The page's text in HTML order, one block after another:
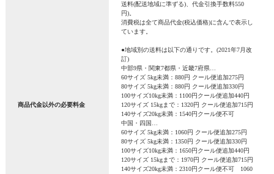
商品代金以外の必要料金
送料(配送地域に準ずる)、代金引換手数料550
円)。
消費税は全て商品代金(税込価格)に含んで表示し
ています。
●地域別の送料は以下の通りです。(2021年7月改
訂)
中部9県・関東7都県・近畿7府県…
60サイズ 5kg未満：880円 クール便追加275円
80サイズ 5kg未満：880円 クール便追加330円
100サイズ10kg未満：1100円クール便追加440円
120サイズ 15kgまで：1320円 クール便追加715円
140サイズ20kg未満：1540円クール便不可
中国・四国…
60サイズ 5kg未満：1060円 クール便追加275円
80サイズ 5kg未満：1350円 クール便追加330円
100サイズ10kg未満：1650円クール便追加440円
120サイズ 15kgまで：1970円 クール便追加715円
140サイズ20kg未満：2310円クール便不可 1060